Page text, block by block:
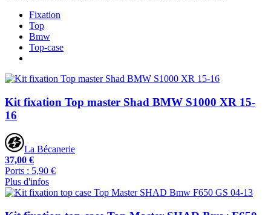
Fixation
Top
Bmw
Top-case
Kit fixation Top master Shad BMW S1000 XR 15-
16
La Bécanerie
37,00 €
Ports : 5,90 €
Plus d'infos